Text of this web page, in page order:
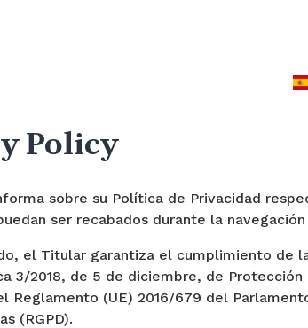
Policy
sobre su Política de Privacidad
ser recabados durante la
el Titular garantiza el cumplimiento de
3/2018, de 5 de diciembre, de
Reglamento (UE) 2016/679 del
(RGPD).